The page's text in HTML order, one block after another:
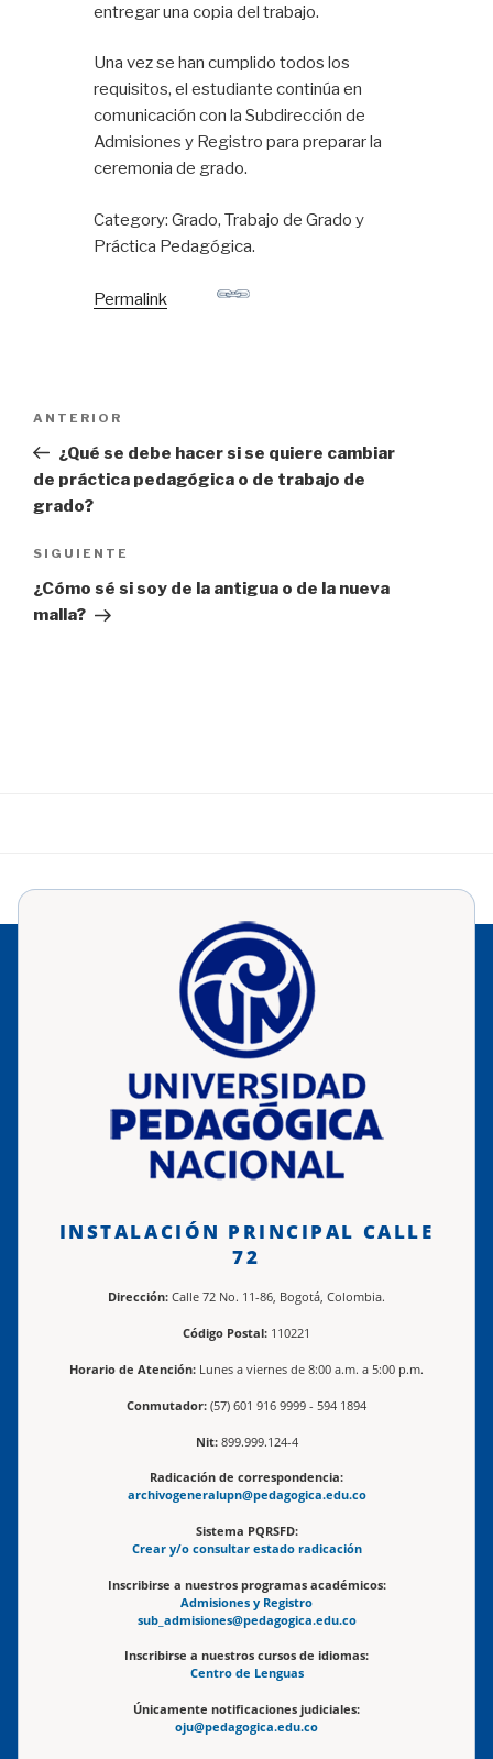
entregar una copia del trabajo.
Una vez se han cumplido todos los
requisitos, el estudiante continúa en
comunicación con la Subdirección de
Admisiones y Registro para preparar la
ceremonia de grado.
Category: Grado, Trabajo de Grado y
Práctica Pedagógica.
Permalink
ANTERIOR
¿Qué se debe hacer si se quiere cambiar
de práctica pedagógica o de trabajo de
grado?
SIGUIENTE
¿Cómo sé si soy de la antigua o de la nueva
malla?
INSTALACIÓN PRINCIPAL CALLE
72
Dirección: Calle 72 No. 11-86, Bogotá, Colombia.
Código Postal: 110221
Horario de Atención: Lunes a viernes de 8:00 a.m. a 5:00 p.m.
Conmutador: (57) 601 916 9999 - 594 1894
Nit:899.999.124-4
Radicación de correspondencia:
archivogeneralupn@pedagogica.edu.co
Sistema PQRSFD:
Crear y/o consultar estado radicación
Inscribirse a nuestros programas académicos:
Admisiones y Registro
sub_admisiones@pedagogica.edu.co
Inscribirse a nuestros cursos de idiomas:
Centro de Lenguas
Únicamente notificaciones judiciales:
oju@pedagogica.edu.co